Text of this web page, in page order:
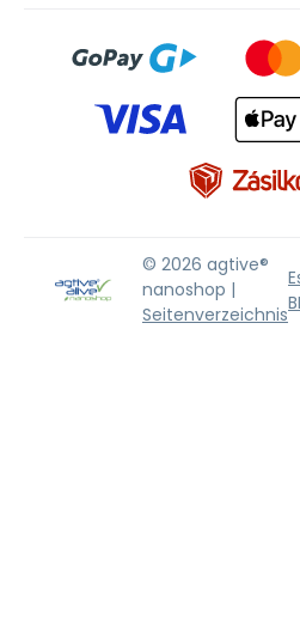
© 2026 agtive®
nanoshop |
Seitenverzeichnis